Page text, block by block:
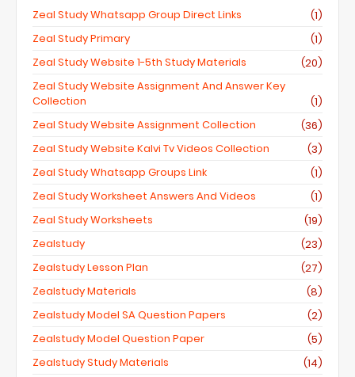
Zeal Study Whatsapp Group Direct Links
(1)
Zeal Study Primary
(1)
Zeal Study Website 1-5th Study Materials
(20)
Zeal Study Website Assignment And Answer Key
Collection
(1)
Zeal Study Website Assignment Collection
(36)
Zeal Study Website Kalvi Tv Videos Collection
(3)
Zeal Study Whatsapp Groups Link
(1)
Zeal Study Worksheet Answers And Videos
(1)
Zeal Study Worksheets
(19)
Zealstudy
(23)
Zealstudy Lesson Plan
(27)
Zealstudy Materials
(8)
Zealstudy Model SA Question Papers
(2)
Zealstudy Model Question Paper
(5)
Zealstudy Study Materials
(14)